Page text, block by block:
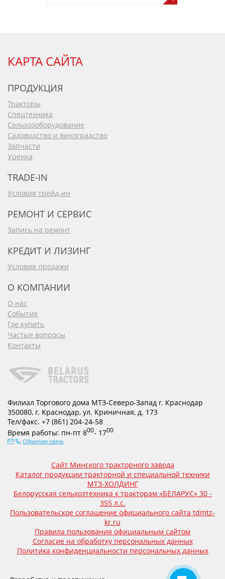
КАРТА САЙТА
ПРОДУКЦИЯ
Тракторы
Спецтехника
Сельхозоборудование
Садоводство и виноградство
Запчасти
Уценка
TRADE-IN
Условия трейд-ин
РЕМОНТ И СЕРВИС
Запись на ремонт
КРЕДИТ И ЛИЗИНГ
Условия продажи
О КОМПАНИИ
О нас
События
Где купить
Частые вопросы
Контакты
Филиал Торгового дома МТЗ-Северо-Запад г. Краснодар
350080, г. Краснодар, ул. Криничная, д. 173
Тел/факс. +7 (861) 204-24-58
Время работы: пн-пт 800- 1700
Обратная связь
Сайт Минского тракторного завода
Каталог продукции тракторной и специальной техники
МТЗ-ХОЛДИНГ
Белорусская сельхозтехника к тракторам «БЕЛАРУС» 30 -
355 л.с.
Пользовательское соглашение официального сайта tdmtz-
kr.ru
Правила пользования официальным сайтом
Согласие на обработку персональных данных
Политика конфиденциальности персональных данных